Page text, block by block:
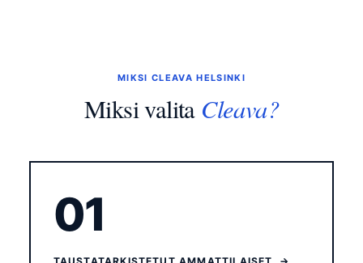
MIKSI CLEAVA HELSINKI
Miksi valita Cleava?
01
TAUSTATARKISTETUT AMMATTILAISET →